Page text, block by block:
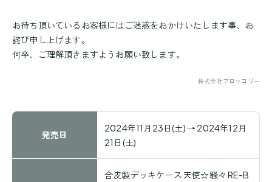
お待ち頂いているお客様にはご迷惑をおかけいたします事、お
詫び申し上げます。
何卒、ご理解頂きますようお願い致します。
株式会社ブロッコリー
発売日
2024年11月23日(土) → 2024年12月
21日(土)
合皮製デッキケース 天使☆騒々 RE-B